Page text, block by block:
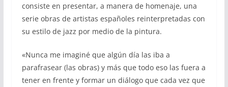
consiste en presentar, a manera de homenaje, una
serie obras de artistas españoles reinterpretadas con
su estilo de jazz por medio de la pintura.
«Nunca me imaginé que algún día las iba a
parafrasear (las obras) y más que todo eso las fuera a
tener en frente y formar un diálogo que cada vez que